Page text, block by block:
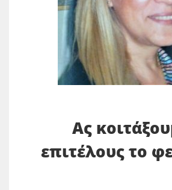
Ας
επιτέλους το